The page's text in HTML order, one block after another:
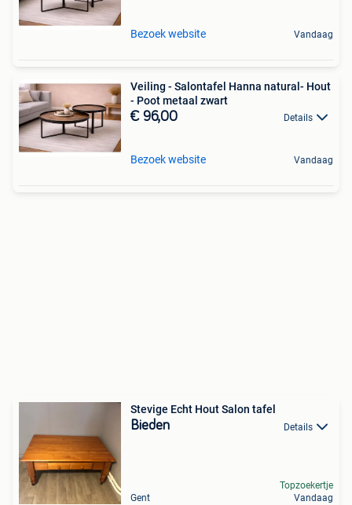
Bezoek website Vandaag
Veiling - Salontafel Hanna natural- Hout
- Poot metaal zwart
€ 96,00 Details
Bezoek website Vandaag
Stevige Echt Hout Salon tafel
Bieden Details
Gent
Topzoekertje
Vandaag